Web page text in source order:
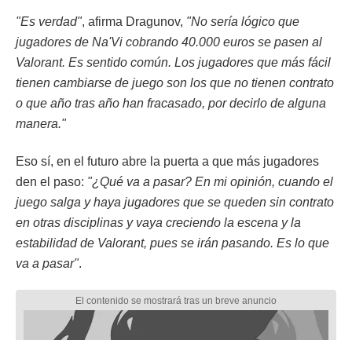
"Es verdad", afirma Dragunov, "No sería lógico que
jugadores de Na'Vi cobrando 40.000 euros se pasen al
Valorant. Es sentido común. Los jugadores que más fácil
tienen cambiarse de juego son los que no tienen contrato
o que año tras año han fracasado, por decirlo de alguna
manera."
Eso sí, en el futuro abre la puerta a que más jugadores
den el paso: "¿Qué va a pasar? En mi opinión, cuando el
juego salga y haya jugadores que se queden sin contrato
en otras disciplinas y vaya creciendo la escena y la
estabilidad de Valorant, pues se irán pasando. Es lo que
va a pasar".